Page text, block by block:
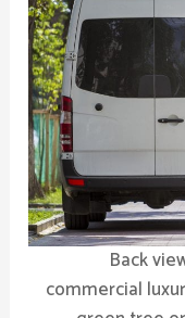
Back
commercial